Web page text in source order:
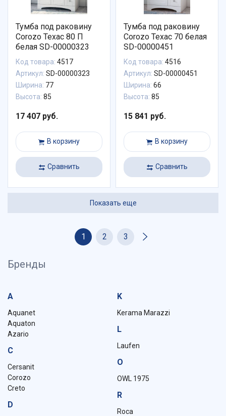
Тумба под раковину
Corozo Техас 80 П
белая SD-00000323
Код товара: 4517
Артикул: SD-00000323
Ширина: 77
Высота: 85
17 407 руб.
В корзину
Сравнить
Тумба под раковину
Corozo Техас 70 белая
SD-00000451
Код товара: 4516
Артикул: SD-00000451
Ширина: 66
Высота: 85
15 841 руб.
В корзину
Сравнить
Показать еще
1 2 3
Бренды
A
Aquanet
Aquaton
Azario
C
Cersanit
Corozo
Creto
D
K
Kerama Marazzi
L
Laufen
O
OWL 1975
R
Roca